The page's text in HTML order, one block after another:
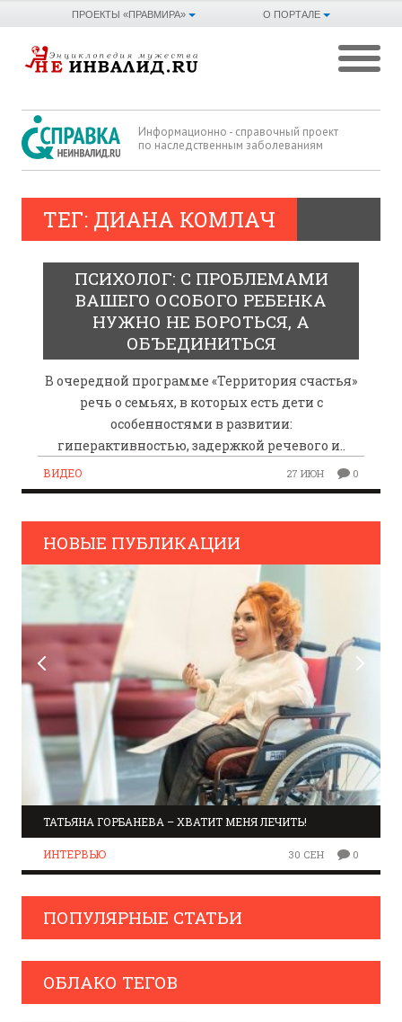
О ПОРТАЛЕ
ПРОЕКТЫ «ПРАВМИРА»
Информационно - справочный проект
по наследственным заболеваниям
ТЕГ: ДИАНА КОМЛАЧ
ПСИХОЛОГ: С ПРОБЛЕМАМИ
ВАШЕГО ОСОБОГО РЕБЕНКА
НУЖНО НЕ БОРОТЬСЯ, А
ОБЪЕДИНИТЬСЯ
В очередной программе «Территория счастья»
речь о семьях, в которых есть дети с
особенностями в развитии:
гиперактивностью, задержкой речевого и..
ВИДЕО 27 ИЮН 0
НОВЫЕ ПУБЛИКАЦИИ
ТАТЬЯНА ГОРБАНЕВА – ХВАТИТ МЕНЯ ЛЕЧИТЬ!
ИНТЕРВЬЮ 30 СЕН 0
ПОПУЛЯРНЫЕ СТАТЬИ
ОБЛАКО ТЕГОВ